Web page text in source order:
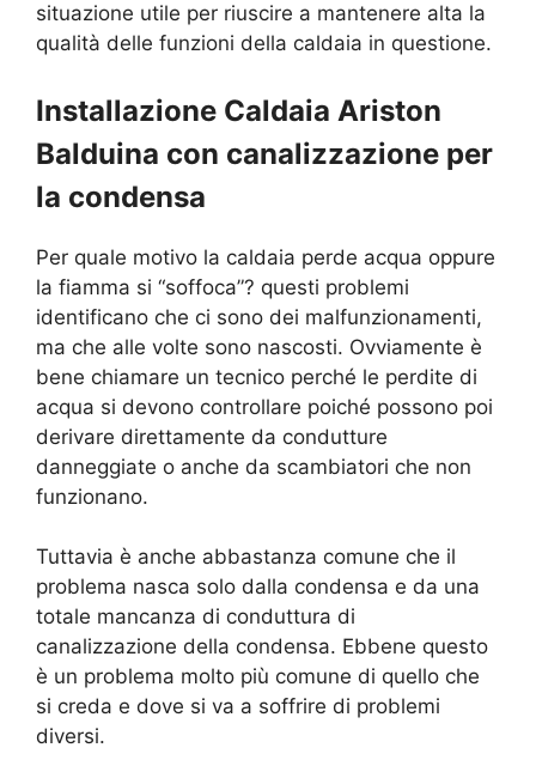
situazione utile per riuscire a mantenere alta la
qualità delle funzioni della caldaia in questione.
Installazione Caldaia Ariston
Balduina con canalizzazione per
la condensa
Per quale motivo la caldaia perde acqua oppure
la fiamma si “soffoca”? questi problemi
identificano che ci sono dei malfunzionamenti,
ma che alle volte sono nascosti. Ovviamente è
bene chiamare un tecnico perché le perdite di
acqua si devono controllare poiché possono poi
derivare direttamente da condutture
danneggiate o anche da scambiatori che non
funzionano.
Tuttavia è anche abbastanza comune che il
problema nasca solo dalla condensa e da una
totale mancanza di conduttura di
canalizzazione della condensa. Ebbene questo
è un problema molto più comune di quello che
si creda e dove si va a soffrire di problemi
diversi.